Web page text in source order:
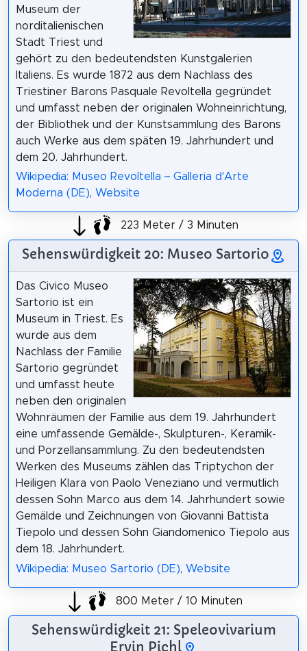
Museum der
norditalienischen
Stadt Triest und
gehört zu den bedeutendsten Kunstgalerien
Italiens. Es wurde 1872 aus dem Nachlass des
Triestiner Barons Pasquale Revoltella gegründet
und umfasst neben der originalen Wohneinrichtung,
der Bibliothek und der Kunstsammlung des Barons
auch Werke aus dem späten 19. Jahrhundert und
dem 20. Jahrhundert.
Wikipedia: Museo Revoltella – Galleria d’Arte
Moderna (DE), Website
223 Meter / 3 Minuten
Sehenswürdigkeit 20: Museo Sartorio
Das Civico Museo
Sartorio ist ein
Museum in Triest. Es
wurde aus dem
Nachlass der Familie
Sartorio gegründet
und umfasst heute
neben den originalen
Wohnräumen der Familie aus dem 19. Jahrhundert
eine umfassende Gemälde-, Skulpturen-, Keramik-
und Porzellansammlung. Zu den bedeutendsten
Werken des Museums zählen das Triptychon der
Heiligen Klara von Paolo Veneziano und vermutlich
dessen Sohn Marco aus dem 14. Jahrhundert sowie
Gemälde und Zeichnungen von Giovanni Battista
Tiepolo und dessen Sohn Giandomenico Tiepolo aus
dem 18. Jahrhundert.
Wikipedia: Museo Sartorio (DE), Website
800 Meter / 10 Minuten
Sehenswürdigkeit 21: Speleovivarium
Ervin Pichl